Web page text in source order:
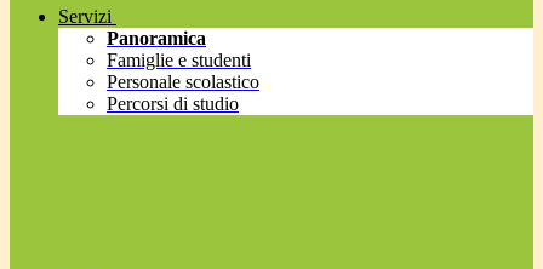
Servizi
Panoramica
Famiglie e studenti
Personale scolastico
Percorsi di studio